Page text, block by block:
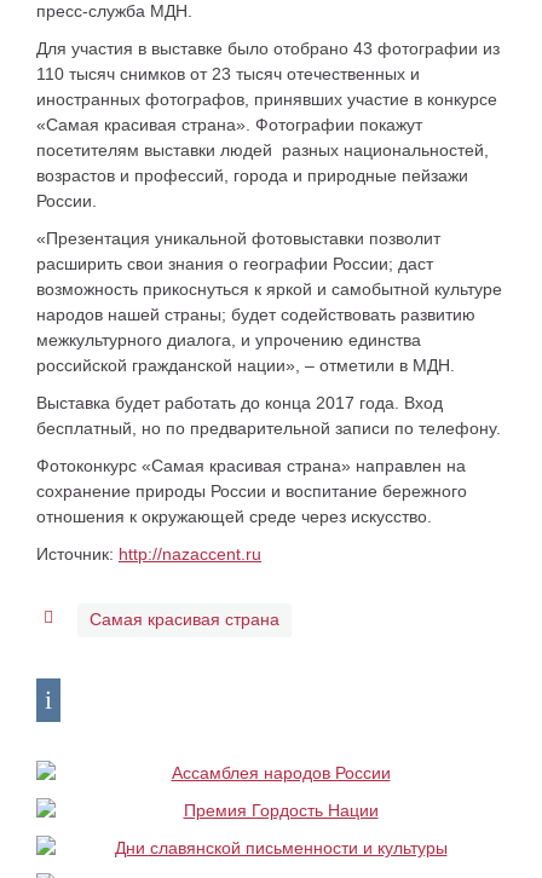
пресс-служба МДН.
Для участия в выставке было отобрано 43 фотографии из
110 тысяч снимков от 23 тысяч отечественных и
иностранных фотографов, принявших участие в конкурсе
«Самая красивая страна». Фотографии покажут
посетителям выставки людей разных национальностей,
возрастов и профессий, города и природные пейзажи
России.
«Презентация уникальной фотовыставки позволит
расширить свои знания о географии России; даст
возможность прикоснуться к яркой и самобытной культуре
народов нашей страны; будет содействовать развитию
межкультурного диалога, и упрочению единства
российской гражданской нации», – отметили в МДН.
Выставка будет работать до конца 2017 года. Вход
бесплатный, но по предварительной записи по телефону.
Фотоконкурс «Самая красивая страна» направлен на
сохранение природы России и воспитание бережного
отношения к окружающей среде через искусство.
Источник: http://nazaccent.ru
Самая красивая страна